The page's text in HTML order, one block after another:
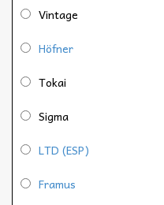
Vintage
Höfner
Tokai
Sigma
LTD (ESP)
Framus